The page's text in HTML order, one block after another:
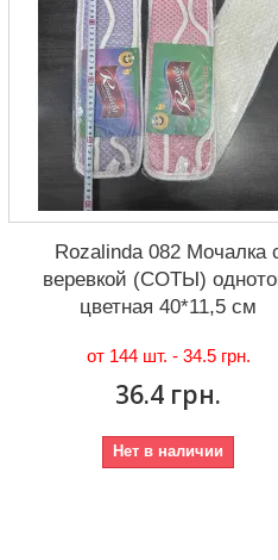
Rozalinda 082 Мочалка
веревкой (СОТЫ)
цветная 40*11,5 см
от 144 шт. - 34.5 грн.
36.4 грн.
Нет в наличии